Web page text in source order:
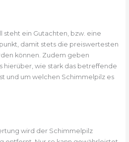
ein Gutachten, bzw. eine
damit stets die preiswertesten
können. Zudem geben
hierüber, wie stark das betreffende
und um welchen Schimmelpilz es
wird der Schimmelpilz